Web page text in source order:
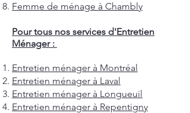
Femme de ménage à Chambly
Pour tous nos services d'Entretien
Ménager :
Entretien ménager à Montréal
Entretien ménager à Laval
Entretien ménager à Longueuil
Entretien ménager à Repentigny